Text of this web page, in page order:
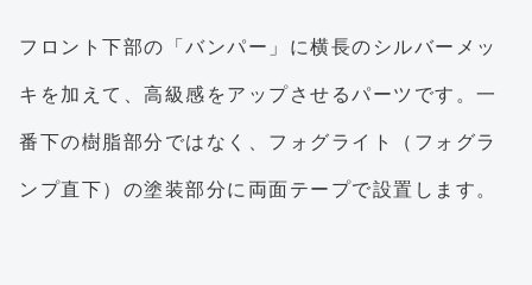
フロント下部の「バンパー」に横長のシルバーメッ
キを加えて、高級感をアップさせるパーツです。一
番下の樹脂部分ではなく、フォグライト（フォグラ
ンプ直下）の塗装部分に両面テープで設置します。